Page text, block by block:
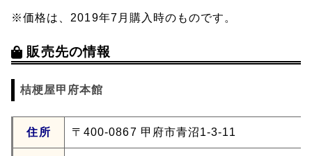
※価格は、2019年7月購入時のものです。
販売先の情報
桔梗屋甲府本館
住所 〒400-0867 甲府市青沼1-3-11